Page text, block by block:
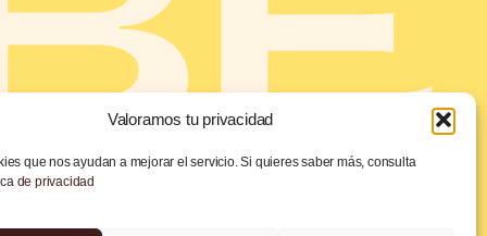
Valoramos tu privacidad
que nos ayudan a mejorar el servicio. Si quieres saber más, consulta
de privacidad
También estamos en